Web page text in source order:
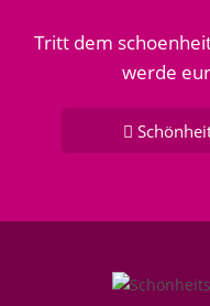
Tritt dem
werde